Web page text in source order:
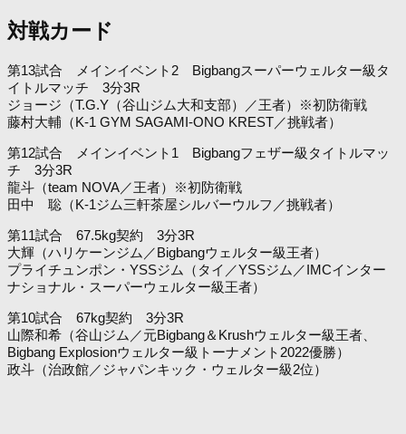
対戦カード
第13試合 メインイベント2 Bigbangスーパーウェルター級タ
イトルマッチ 3分3R
ジョージ（T.G.Y（谷山ジム大和支部）／王者）※初防衛戦
藤村大輔（K-1 GYM SAGAMI-ONO KREST／挑戦者）
第12試合 メインイベント1 Bigbangフェザー級タイトルマッ
チ 3分3R
龍斗（team NOVA／王者）※初防衛戦
田中 聡（K-1ジム三軒茶屋シルバーウルフ／挑戦者）
第11試合 67.5kg契約 3分3R
大輝（ハリケーンジム／Bigbangウェルター級王者）
プライチュンポン・YSSジム（タイ／YSSジム／IMCインター
ナショナル・スーパーウェルター級王者）
第10試合 67kg契約 3分3R
山際和希（谷山ジム／元Bigbang＆Krushウェルター級王者、
Bigbang Explosionウェルター級トーナメント2022優勝）
政斗（治政館／ジャパンキック・ウェルター級2位）